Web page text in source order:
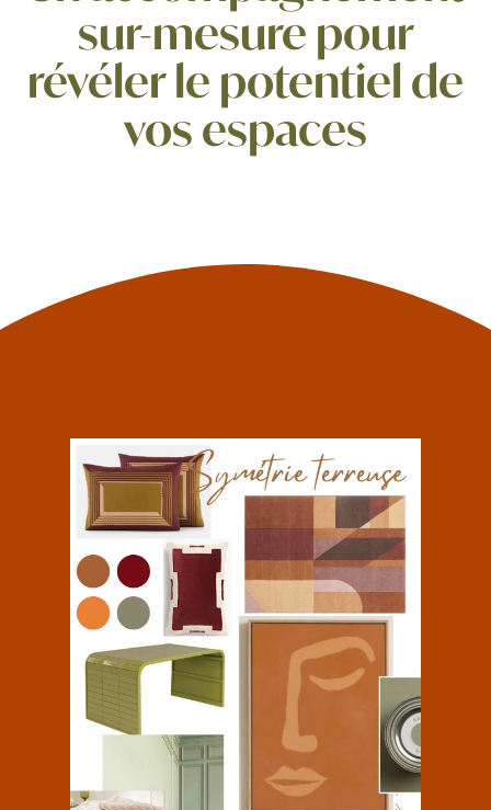
Salle de bainsur-mesure pour
révéler le potentiel de
vos espaces